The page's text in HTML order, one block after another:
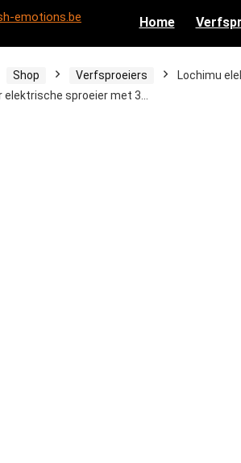
Home
Shop Verfsproeiers
Lochimu
elektrische sproeier met 3…